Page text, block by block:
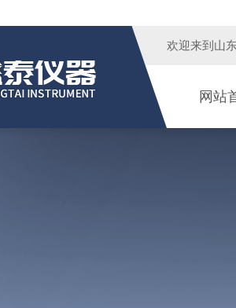
欢迎来到 山
网站